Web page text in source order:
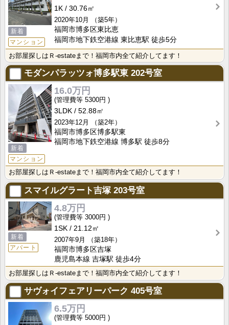
新着
マンション
1K
30.76㎡
2020年10月
（築5年）
福岡市博多区東比恵
福岡市地下鉄空港線 東比恵駅 徒歩5分
お部屋探しはＲ-estateまで！福岡市内全て紹介してます！
モダンパラッツォ博多駅東 202号室
新着
マンション
16.0万円
5300円
3LDK
52.88㎡
2023年12月
（築2年）
福岡市博多区博多駅東
福岡市地下鉄空港線 博多駅 徒歩8分
お部屋探しはＲ-estateまで！福岡市内全て紹介してます！
スマイルグラート吉塚203号室
新着
アパート
4.8万円
3000円
1SK
21.12㎡
2007年9月
（築18年）
福岡市博多区吉塚
鹿児島本線 吉塚駅 徒歩4分
お部屋探しはＲ-estateまで！福岡市内全て紹介してます！
サヴォイフェアリーパーク 405号室
6.5万円
5000円